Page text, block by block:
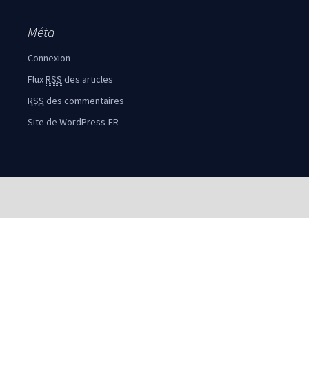
Méta
Connexion
FluxRSS des articles
RSS des commentaires
Site de WordPress-FR